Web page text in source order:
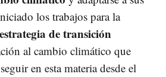
los trabajos para la
estrategia de transición
al cambio climático que
en esta materia desde el